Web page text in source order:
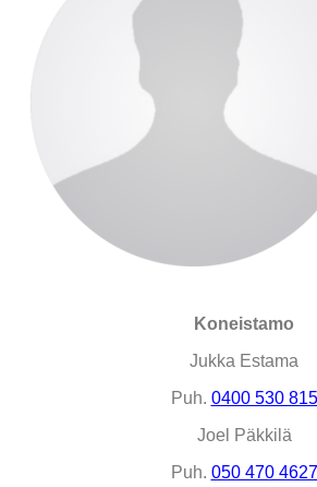
Koneistamo
Jukka Estama
Puh. 0400 530 815
Joel Päkkilä
Puh. 050 470 4627